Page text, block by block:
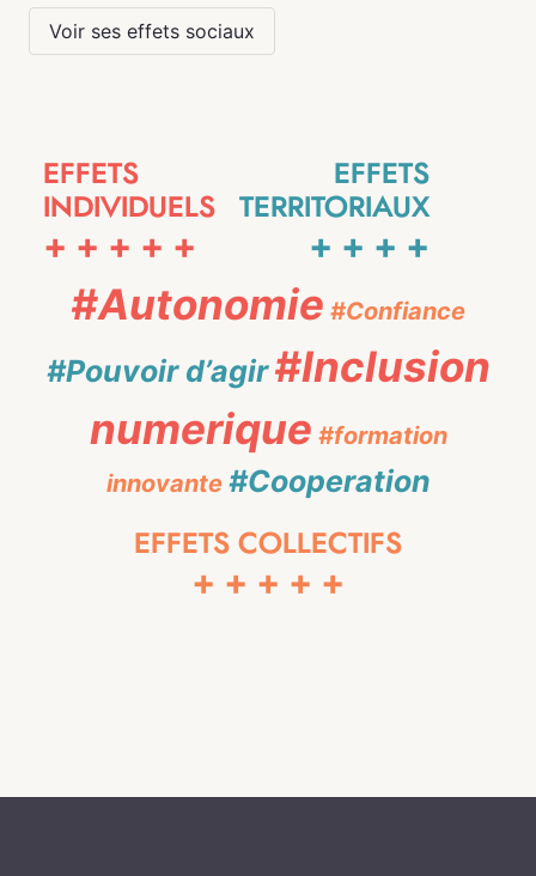
Voir ses effets sociaux
EFFETS
INDIVIDUELS
+ + + + +
EFFETS
TERRITORIAUX
+ + + +
#Autonomie #Confiance
#Pouvoir d’agir #Inclusion
numerique #formation
innovante #Cooperation
EFFETS COLLECTIFS
+ + + + +